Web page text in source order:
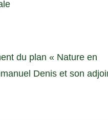
du plan « Nature en
Denis et son